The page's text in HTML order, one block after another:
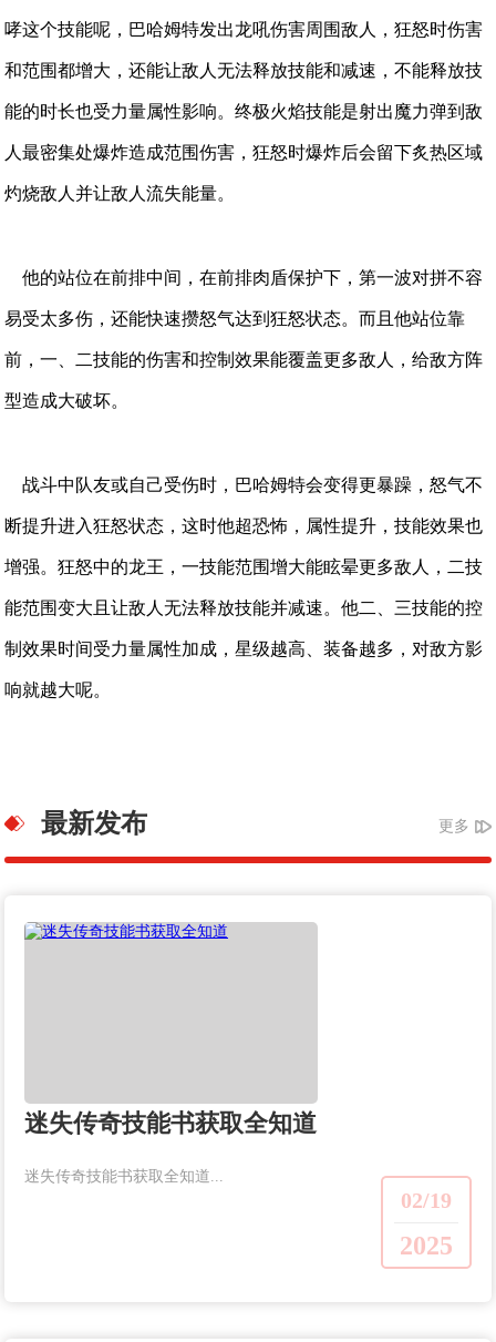
哮这个技能呢，巴哈姆特发出龙吼伤害周围敌人，狂怒时伤害
和范围都增大，还能让敌人无法释放技能和减速，不能释放技
能的时长也受力量属性影响。终极火焰技能是射出魔力弹到敌
人最密集处爆炸造成范围伤害，狂怒时爆炸后会留下炙热区域
灼烧敌人并让敌人流失能量。
他的站位在前排中间，在前排肉盾保护下，第一波对拼不容
易受太多伤，还能快速攒怒气达到狂怒状态。而且他站位靠
前，一、二技能的伤害和控制效果能覆盖更多敌人，给敌方阵
型造成大破坏。
战斗中队友或自己受伤时，巴哈姆特会变得更暴躁，怒气不
断提升进入狂怒状态，这时他超恐怖，属性提升，技能效果也
增强。狂怒中的龙王，一技能范围增大能眩晕更多敌人，二技
能范围变大且让敌人无法释放技能并减速。他二、三技能的控
制效果时间受力量属性加成，星级越高、装备越多，对敌方影
响就越大呢。
最新发布 更多
迷失传奇技能书获取全知道
02/19
2025
迷失传奇技能书获取全知道...